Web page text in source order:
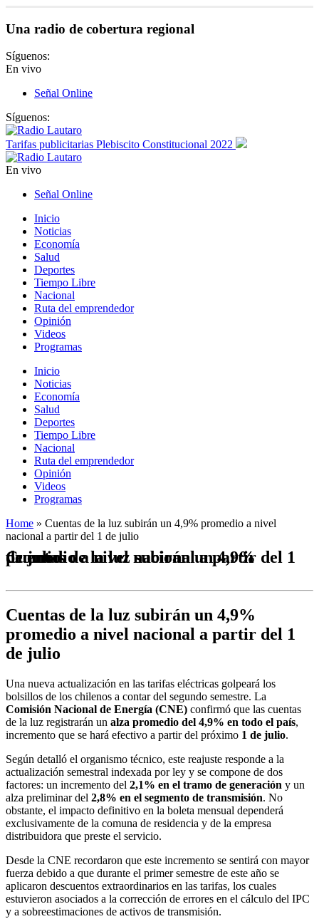
Una radio de cobertura regional
Síguenos:
En vivo
Señal Online
Síguenos:
Tarifas publicitarias Plebiscito Constitucional 2022
En vivo
Señal Online
Inicio
Noticias
Economía
Salud
Deportes
Tiempo Libre
Nacional
Ruta del emprendedor
Opinión
Videos
Programas
Inicio
Noticias
Economía
Salud
Deportes
Tiempo Libre
Nacional
Ruta del emprendedor
Opinión
Videos
Programas
Home » Cuentas de la luz subirán un 4,9% promedio a nivel
nacional a partir del 1 de julio
Cuentas de la luz subirán un 4,9% promedio a nivel nacional a partir del 1 de julio
Cuentas de la luz subirán un 4,9%
promedio a nivel nacional a partir del 1
de julio
Una nueva actualización en las tarifas eléctricas golpeará los
bolsillos de los chilenos a contar del segundo semestre. La
Comisión Nacional de Energía (CNE) confirmó que las cuentas
de la luz registrarán un alza promedio del 4,9% en todo el país,
incremento que se hará efectivo a partir del próximo 1 de julio.
Según detalló el organismo técnico, este reajuste responde a la
actualización semestral indexada por ley y se compone de dos
factores: un incremento del 2,1% en el tramo de generación y un
alza preliminar del 2,8% en el segmento de transmisión. No
obstante, el impacto definitivo en la boleta mensual dependerá
exclusivamente de la comuna de residencia y de la empresa
distribuidora que preste el servicio.
Desde la CNE recordaron que este incremento se sentirá con mayor
fuerza debido a que durante el primer semestre de este año se
aplicaron descuentos extraordinarios en las tarifas, los cuales
estuvieron asociados a la corrección de errores en el cálculo del IPC
y a sobreestimaciones de activos de transmisión.